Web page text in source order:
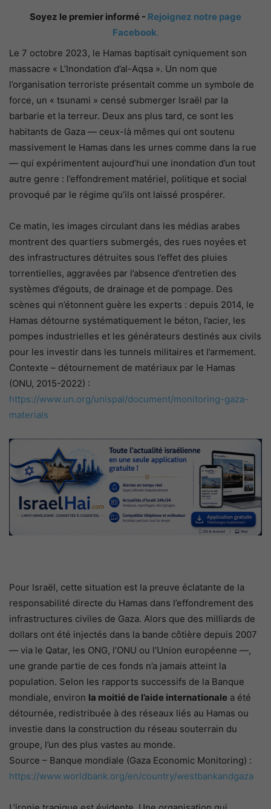
Soyez le premier informé - Rejoignez notre page
Facebook.
Le 7 octobre 2023, le Hamas baptisait cyniquement son
massacre « L’Inondation d’al-Aqsa ». Un nom que
l’organisation terroriste présentait comme un symbole de
force, un « tsunami » censé submerger Israël par la
barbarie et la terreur. Deux ans plus tard, ce sont les
habitants de Gaza — ceux-là mêmes qui ont soutenu
massivement le Hamas dans les urnes comme dans la rue
— qui expérimentent aujourd’hui une inondation d’un tout
autre genre : l’effondrement matériel, politique et social
provoqué par le régime qu’ils ont laissé prospérer.
Ce matin, les images circulant dans les médias arabes
montrent des quartiers submergés, des rues noyées et
des infrastructures détruites sous l’effet des pluies
torrentielles, aggravées par l’absence d’entretien des
systèmes d’égouts, de drainage et de pompage. Des
scènes qui n’étonnent guère les experts : depuis 2014, le
Hamas détourne systématiquement le béton, l’acier, les
pompes industrielles et les générateurs destinés aux civils
pour les investir dans les tunnels militaires et l’armement.
Contexte – détournement de matériaux par le Hamas
(ONU, 2015-2022) :
https://www.un.org/unispal/document/monitoring-gaza-
materials
Pour Israël, cette situation est la preuve éclatante de la
responsabilité directe du Hamas dans l’effondrement des
infrastructures civiles de Gaza. Alors que des milliards de
dollars ont été injectés dans la bande côtière depuis 2007
— via le Qatar, les ONG, l’ONU ou l’Union européenne —,
une grande partie de ces fonds n’a jamais atteint la
population. Selon les rapports successifs de la Banque
mondiale, environ la moitié de l’aide internationale a été
détournée, redistribuée à des réseaux liés au Hamas ou
investie dans la construction du réseau souterrain du
groupe, l’un des plus vastes au monde.
Source – Banque mondiale (Gaza Economic Monitoring) :
https://www.worldbank.org/en/country/westbankandgaza